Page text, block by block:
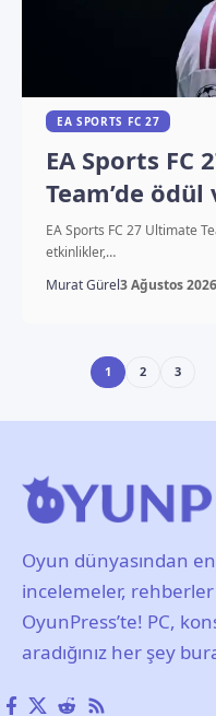
EA SPORTS FC 27
EA Sports FC
Team’de
değişiyor
EA Sports FC 27 Ultimate
etkinlikler,…
Murat Gürel3 Ağustos 2026
1 2 3
Oyun dünyasından
incelemeler,
OyunPress’te! PC,
aradığınız her şey